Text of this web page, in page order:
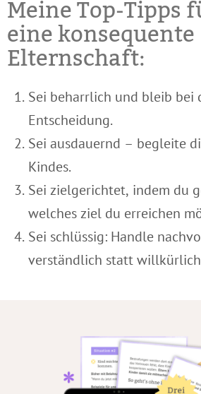
Meine Top-Tipps
eine konsequente
Elternschaft:
Sei beharrlich und bleib bei
Entscheidung.
Sei ausdauernd – begleite
Kindes.
Sei zielgerichtet, indem du
welches ziel du erreichen
Sei schlüssig: Handle
verständlich statt